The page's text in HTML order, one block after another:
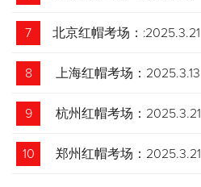
7 北京红帽考场：:2025.3.21
8 上海红帽考场：2025.3.13
9 杭州红帽考场：2025.3.21
10 郑州红帽考场：2025.3.21